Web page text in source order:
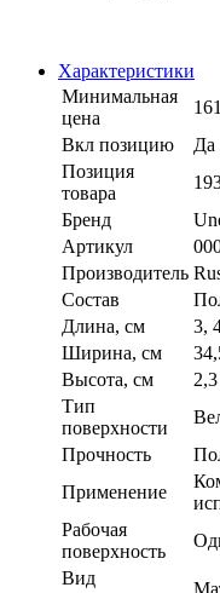
Характеристики
Минимальная
цена
Вкл позицию
Да
Позиция
товара
Бренд
Артикул
Производитель
Состав
Длина, см
3,
Ширина, см
Высота, см
2,3
Тип
поверхности
Прочность
Применение
Рабочая
поверхность
Вид